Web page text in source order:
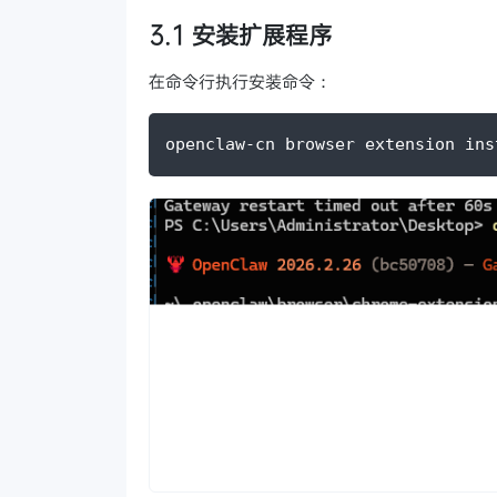
3.1 安装扩展程序
在命令行执行安装命令：
openclaw-cn browser extension